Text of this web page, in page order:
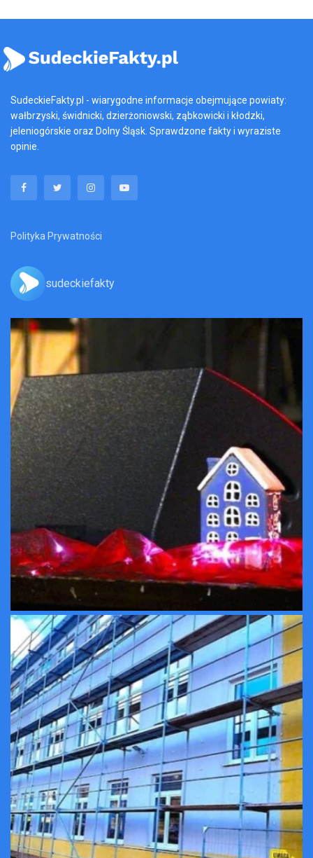
SudeckieFakty.pl - wiarygodne informacje obejmujące powiaty:
wałbrzyski, świdnicki, dzierżoniowski, ząbkowicki i kłodzki,
jeleniogórskie oraz Dolny Śląsk. Sprawdzone fakty i wyraziste
opinie.
Polityka Prywatności
sudeckiefakty